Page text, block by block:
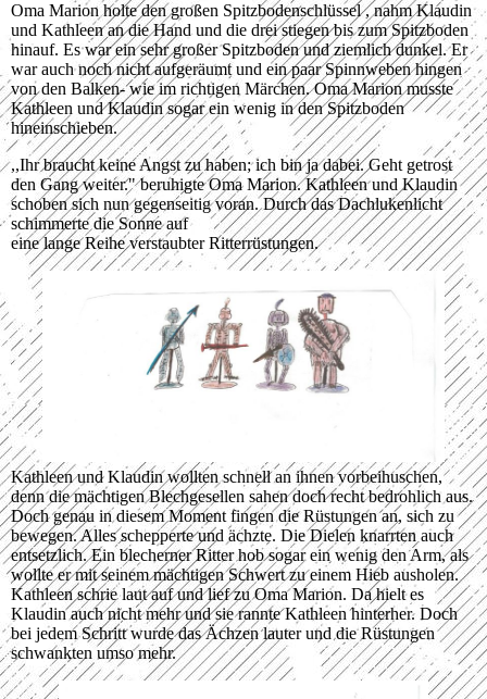
Oma Marion holte den großen Spitzbodenschlüssel , nahm Klaudin
und Kathleen an die Hand und die drei stiegen bis zum Spitzboden
hinauf. Es war ein sehr großer Spitzboden und ziemlich dunkel. Er
war auch noch nicht aufgeräumt und ein paar Spinnweben hingen
von den Balken- wie im richtigen Märchen. Oma Marion musste
Kathleen und Klaudin sogar ein wenig in den Spitzboden
hineinschieben.
,,Ihr braucht keine Angst zu haben; ich bin ja dabei. Geht getrost
den Gang weiter." beruhigte Oma Marion. Kathleen und Klaudin
schoben sich nun gegenseitig voran. Durch das Dachlukenlicht
schimmerte die Sonne auf
eine lange Reihe verstaubter Ritterrüstungen.
Kathleen und Klaudin wollten schnell an ihnen vorbeihuschen,
denn die mächtigen Blechgesellen sahen doch recht bedrohlich aus.
Doch genau in diesem Moment fingen die Rüstungen an, sich zu
bewegen. Alles schepperte und ächzte. Die Dielen knarrten auch
entsetzlich. Ein blecherner Ritter hob sogar ein wenig den Arm, als
wollte er mit seinem mächtigen Schwert zu einem Hieb ausholen.
Kathleen schrie laut auf und lief zu Oma Marion. Da hielt es
Klaudin auch nicht mehr und sie rannte Kathleen hinterher. Doch
bei jedem Schritt wurde das Ächzen lauter und die Rüstungen
schwankten umso mehr.